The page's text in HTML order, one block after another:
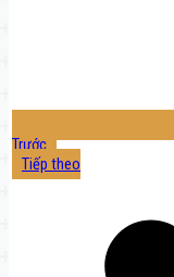
Trước
Tiếp theo